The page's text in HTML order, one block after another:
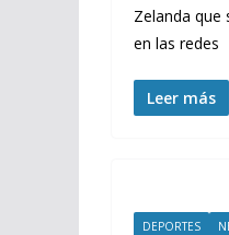
Zelanda
en las redes
Leer más
DEPORTES